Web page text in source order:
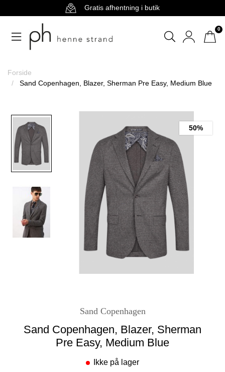
Gratis afhentning i butik
0
Forside
Sand Copenhagen, Blazer, Sherman Pre Easy, Medium Blue
50%
Sand Copenhagen
Sand Copenhagen, Blazer, Sherman
Pre Easy, Medium Blue
Ikke på lager